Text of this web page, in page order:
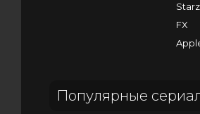
Starz
FX
Популярные